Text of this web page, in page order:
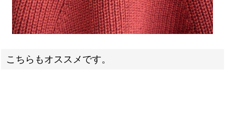
こちらもオススメです。